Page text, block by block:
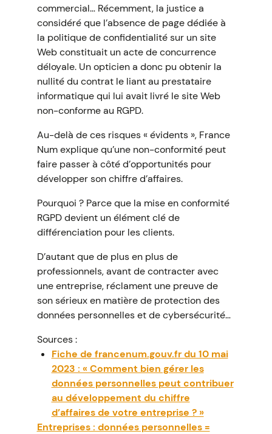
commercial… Récemment, la justice a
considéré que l’absence de page dédiée à
la politique de confidentialité sur un site
Web constituait un acte de concurrence
déloyale. Un opticien a donc pu obtenir la
nullité du contrat le liant au prestataire
informatique qui lui avait livré le site Web
non-conforme au RGPD.
Au-delà de ces risques « évidents », France
Num explique qu’une non-conformité peut
faire passer à côté d’opportunités pour
développer son chiffre d’affaires.
Pourquoi ? Parce que la mise en conformité
RGPD devient un élément clé de
différenciation pour les clients.
D’autant que de plus en plus de
professionnels, avant de contracter avec
une entreprise, réclament une preuve de
son sérieux en matière de protection des
données personnelles et de cybersécurité…
Sources :
Fiche de francenum.gouv.fr du 10 mai
2023 : « Comment bien gérer les
données personnelles peut contribuer
au développement du chiffre
d’affaires de votre entreprise ? »
Entreprises : données personnelles =